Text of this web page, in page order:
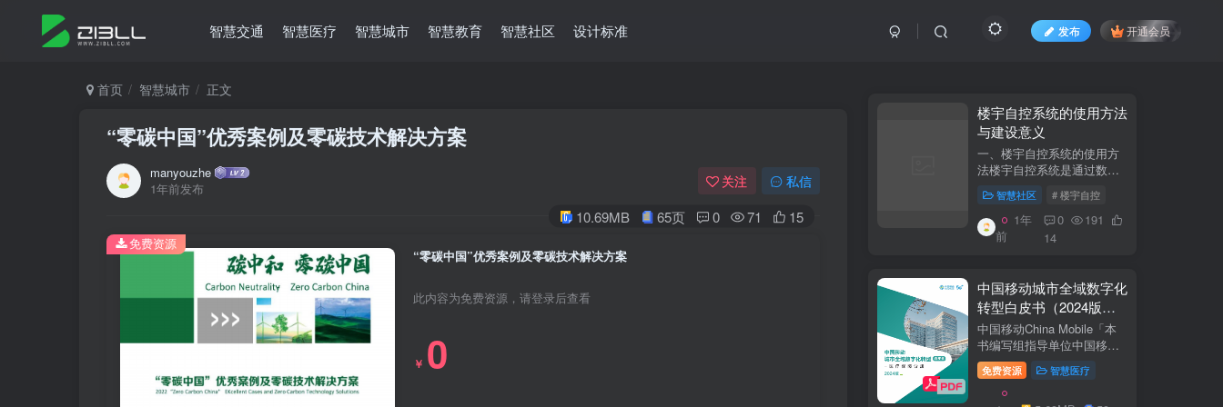
智慧交通 智慧医疗 智慧城市 智慧教育 智慧社区 设计标准 发布 开通会员
首页 智慧城市 正文
“零碳中国”优秀案例及零碳技术解决方案
manyouzhe
1年前发布
关注 私信
10.69MB 65页 0 71 15
“零碳中国”优秀案例及零碳技术解决方案
此内容为免费资源，请登录后查看
￥ 0
免费资源
​​楼宇自控系统的使用方法
与建设意义​
一、楼宇自控系统的使用方
法​​楼宇自控系统是通过数字
化、自动化技术对建筑内机
电设备（如暖通空调、照
明、电梯、给排水等）进行
集中监控、管理和优化运行
智慧社区 # 楼宇自控
1年
前
0
191
14
中国移动城市全域数字化
转型白皮书（2024版）-
医疗保障分册
中国移动China Mobile「本
书编写组指导单位中国移动
集团公司政企事业部编写单
位中移系统集成有限公司主
编李双佶、丁静、杨勇、赵
免费资源 智慧医疗